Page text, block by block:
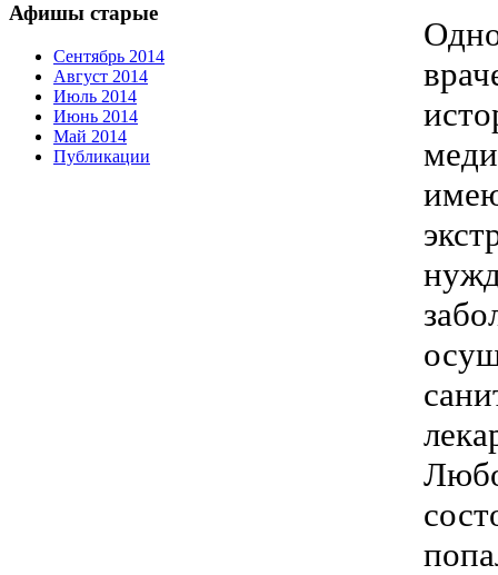
Афишы старые
Сентябрь 2014
Август 2014
Июль 2014
Июнь 2014
Май 2014
Публикации